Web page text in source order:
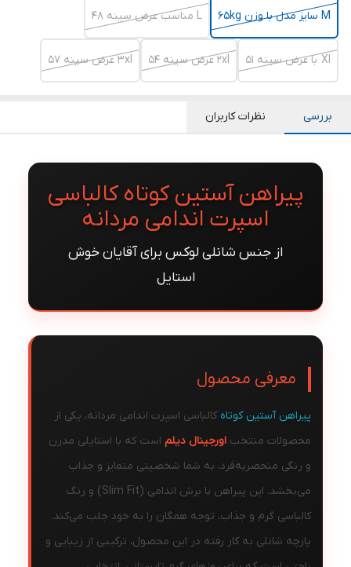
M سایز مدل با وزن ۶۵kg L مناسب عرض سینه ۴۸
Xl با عرض سینه ۵۱ ۲xl عرض سینه ۵۴ 3xl عرض سینه ۵۷
بررسی نظرات کاربران
پیراهن آستین کوتاه کالباسی
اسپرت اندامی مردانه
از جنس شانلی لوکس برای آقایان خوش
استایل
معرفی محصول
پیراهن آستین کوتاه کالباسی اسپرت اندامی مردانه، یکی از
محصولات منتخب اورجینال دیلم است که با استایلی مدرن
و رنگی منحصربه‌فرد، به شما شخصیتی متمایز و جذاب
می‌بخشد. این پیراهن با برش اندامی (Slim Fit) و رنگ
کالباسی گرم و جذاب، توجه همگان را به خود جلب می‌کند.
پارچه شانلی به کار رفته در این محصول، ترکیبی از زیبایی و